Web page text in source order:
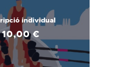
individual
10,00 €